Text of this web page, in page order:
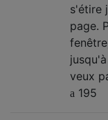
s'étire
page.
veux
195